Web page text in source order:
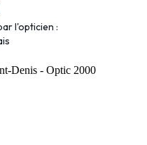
l'opticien :